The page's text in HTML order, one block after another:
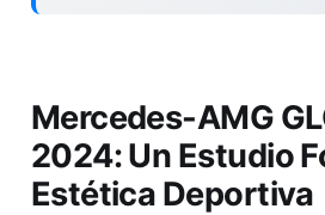
Mercedes-AMG
2024: Un Estudio
Estética Deportiva